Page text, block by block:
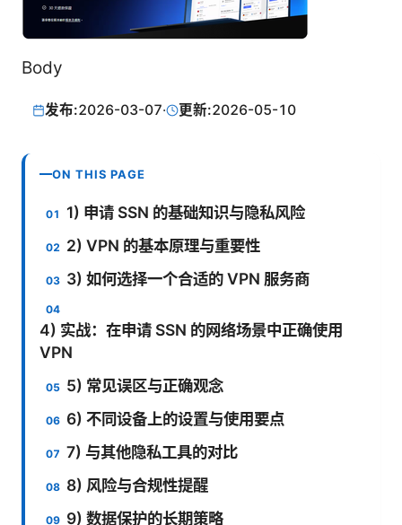
Body
发布:2026-03-07· 更新:2026-05-10
ON THIS PAGE
1) 申请 SSN 的基础知识与隐私风险
2) VPN 的基本原理与重要性
3) 如何选择一个合适的 VPN 服务商
4) 实战：在申请 SSN 的网络场景中正确使用
VPN
5) 常见误区与正确观念
6) 不同设备上的设置与使用要点
7) 与其他隐私工具的对比
8) 风险与合规性提醒
9) 数据保护的长期策略